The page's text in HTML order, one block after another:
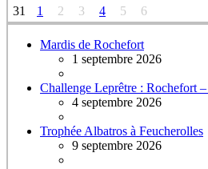
31
1 2 3 4 5 6
Mardis de Rochefort
1 septembre 2026
Challenge Leprêtre : Rochefort
4 septembre 2026
Trophée Albatros à Feucherolles
9 septembre 2026